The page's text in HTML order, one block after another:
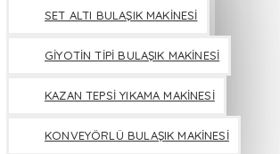
SET ALTI BULAŞIK MAKİNESİ
GİYOTİN TİPİ BULAŞIK MAKİNESİ
KAZAN TEPSİ YIKAMA MAKİNESİ
KONVEYÖRLÜ BULAŞIK MAKİNESİ